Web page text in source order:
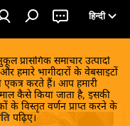
हिन्दी
प्रासंगिक समाचार उत्पादों
हमारे भागीदारों के वेबसाइटों
करते हैं। आप हमारी
कैसे किया जाता है, इसकी
के विस्तृत वर्णन प्राप्त करने के
पढ़िए।